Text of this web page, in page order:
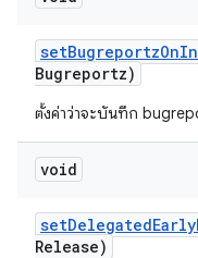
setBugreportzOn
Bugreportz)
ตั้งค่าว่าจะบันทึก
void
setDelegatedEarly
Release)